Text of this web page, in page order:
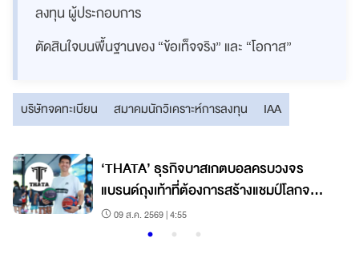
ลงทุน ผู้ประกอบการ
ตัดสินใจบนพื้นฐานของ “ข้อเท็จจริง” และ “โอกาส”
บริษัทจดทะเบียน สมาคมนักวิเคราะห์การลงทุน IAA
‘THATA’ ธุรกิจบาสเกตบอลครบวงจร
แบรนด์ถุงเท้าที่ต้องการสร้างแชมป์โลกจาก
ชลบุรี
09 ส.ค. 2569 | 4:55